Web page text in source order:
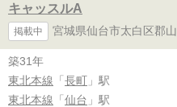
キャッスルA
掲載中 宮城県仙台市太白区郡山
築31年
東北本線 「 長町 」駅
東北本線 「 仙台 」駅